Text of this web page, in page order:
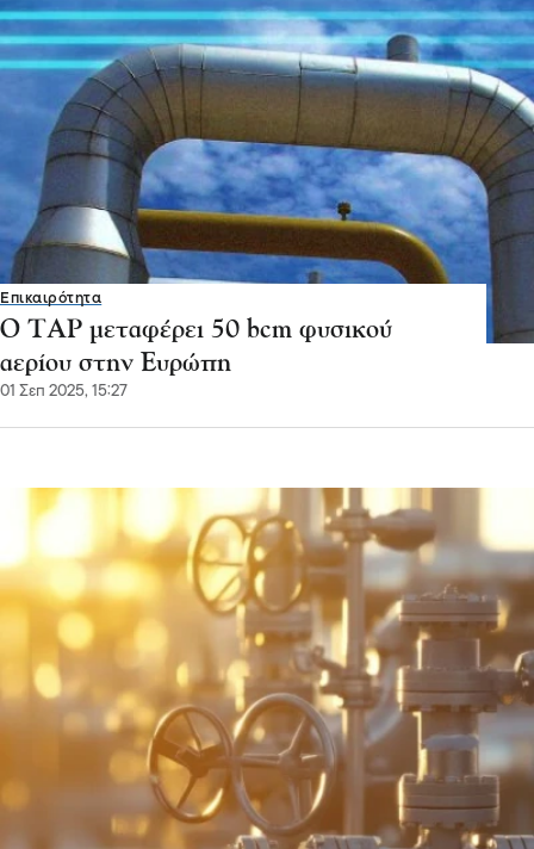
Επικαιρότητα
Ο ΤΑΡ μεταφέρει 50 bcm φυσικού
αερίου στην Ευρώπη
01 Σεπ 2025, 15:27